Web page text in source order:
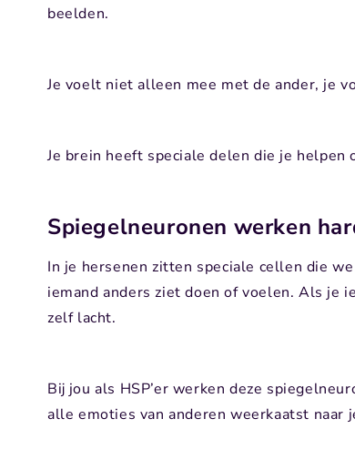
beelden.
Je voelt niet alleen mee met de ander, je
Je brein heeft speciale delen die je
Spiegelneuronen werken
In je hersenen zitten speciale cellen die
iemand anders ziet doen of voelen. Als je
zelf lacht.
Bij jou als HSP’er werken deze
alle emoties van anderen weerkaatst naar